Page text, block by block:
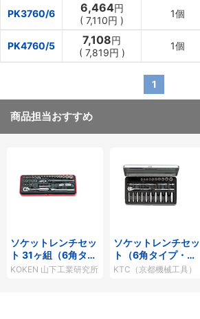
PK3760/6 6,464円
( 7,110円 )
1個
PK4760/5 7,108円
( 7,819円 )
1個
1
商品担当おすすめ
ソケットレンチセッ
ト 31ヶ組（6角タイ
プ）
KOKEN 山下工業研究所
ソケットレンチセッ
ト（6角タイプ・差
込角6.3mm）
KTC（京都機械工具）